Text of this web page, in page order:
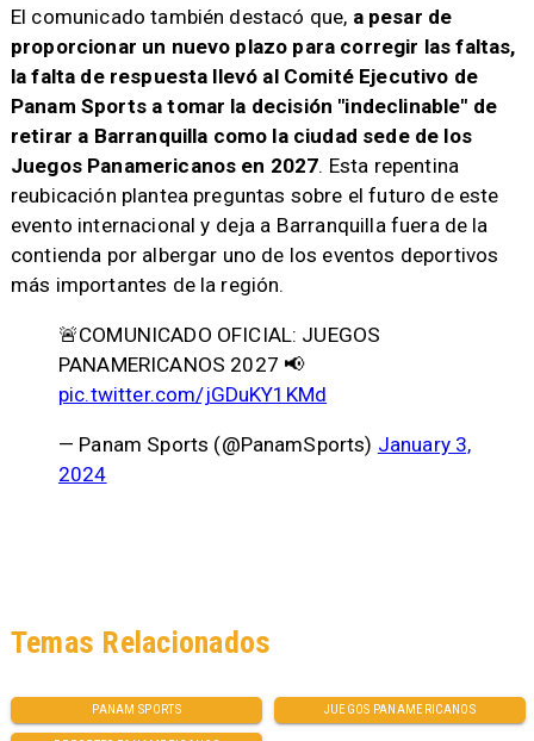
El comunicado también destacó que, a pesar de
proporcionar un nuevo plazo para corregir las faltas,
la falta de respuesta llevó al Comité Ejecutivo de
Panam Sports a tomar la decisión "indeclinable" de
retirar a Barranquilla como la ciudad sede de los
Juegos Panamericanos en 2027. Esta repentina
reubicación plantea preguntas sobre el futuro de este
evento internacional y deja a Barranquilla fuera de la
contienda por albergar uno de los eventos deportivos
más importantes de la región.
🚨COMUNICADO OFICIAL: JUEGOS
PANAMERICANOS 2027 📢
pic.twitter.com/jGDuKY1KMd
— Panam Sports (@PanamSports) January 3,
2024
PANAM SPORTS JUEGOS PANAMERICANOS
Temas Relacionados